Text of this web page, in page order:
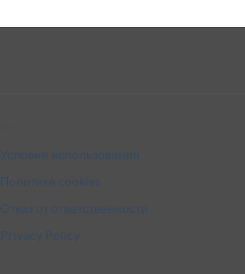
Условия использования
Политика cookies
Отказ от ответственности
Privacy Policy